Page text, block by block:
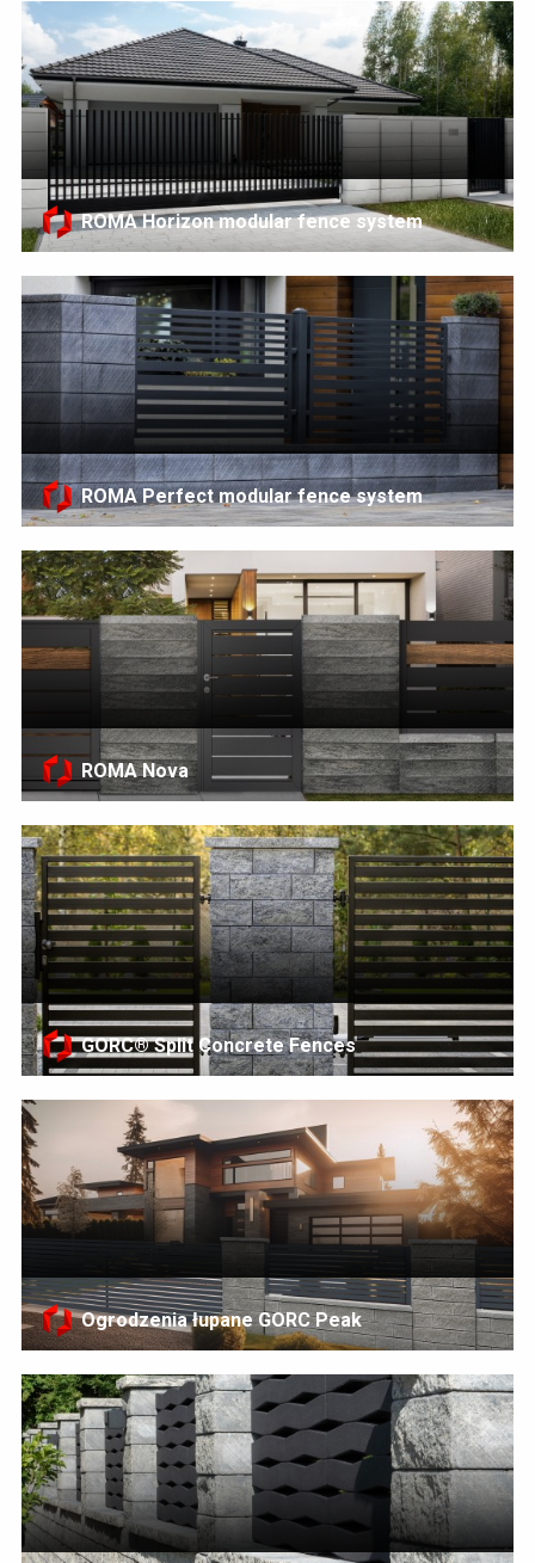
ROMA Horizon modular fence system
ROMA Perfect modular fence system
ROMA Nova
GORC® Split Concrete Fences
Ogrodzenia łupane GORC Peak